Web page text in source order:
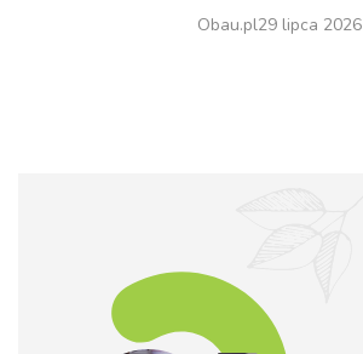
Obau.pl29 lipca 2026